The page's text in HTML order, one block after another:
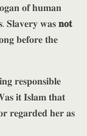
𝐨𝐟 𝐡𝐮𝐦𝐚𝐧
𝐒𝐥𝐚𝐯𝐞𝐫𝐲 𝐰𝐚𝐬𝐧𝐨𝐭
𝐛𝐞𝐟𝐨𝐫𝐞 𝐭𝐡𝐞
𝐫𝐞𝐬𝐩𝐨𝐧𝐬𝐢𝐛𝐥𝐞
𝐢𝐭 𝐈𝐬𝐥𝐚𝐦 𝐭𝐡𝐚𝐭
𝐫𝐞𝐠𝐚𝐫𝐝𝐞𝐝 𝐡𝐞𝐫 𝐚𝐬